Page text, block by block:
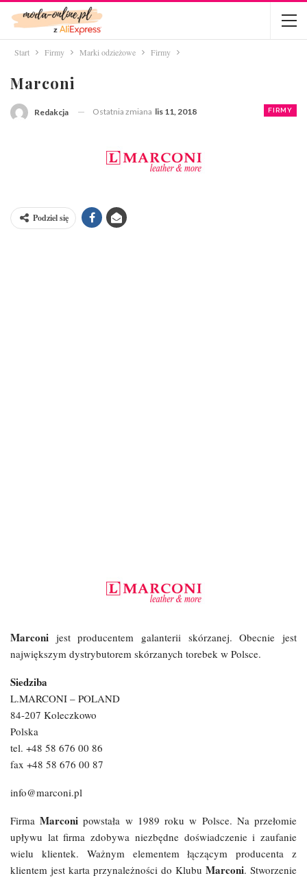
Start Firmy Marki odzieżowe Firmy
Marconi
FIRMY
Redakcja Ostatnia zmiana lis 11, 2018
Podziel się
Marconi jest producentem galanterii skórzanej. Obecnie jest
największym dystrybutorem skórzanych torebek w Polsce.
Siedziba
L.MARCONI – POLAND
84-207 Koleczkowo
Polska
tel. +48 58 676 00 86
fax +48 58 676 00 87
info@marconi.pl
FirmaMarconipowstała w 1989 roku w Polsce. Na przełomie
upływu lat firma zdobywa niezbędne doświadczenie i zaufanie
wielu klientek. Ważnym elementem łączącym producenta z
klientem jest karta przynależności do Klubu Marconi. Stworzenie